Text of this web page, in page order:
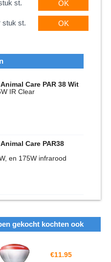
st. OK
stuk st. OK
Care PAR 38 Wit
IR Clear
Care PAR38
en 175W infrarood
gekocht kochten ook
€11.95